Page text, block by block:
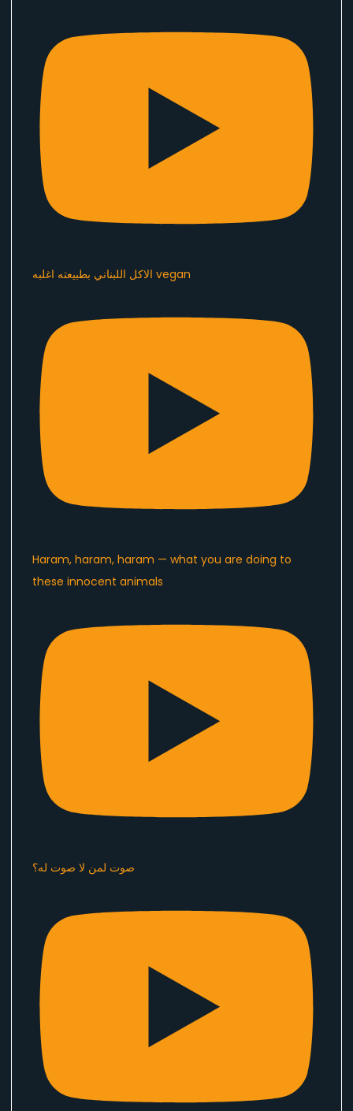
الاكل اللبناني بطبيعته اغلبه vegan
Haram, haram, haram — what you are doing to
these innocent animals
صوت لمن لا صوت له؟